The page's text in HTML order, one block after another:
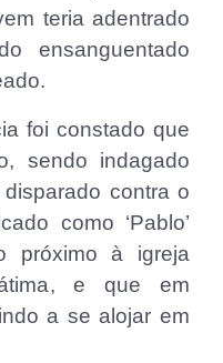
teria adentrado
ensanguentado
foi constado que
sendo indagado
contra o
como ‘Pablo’
próximo à igreja
e que em
a se alojar em